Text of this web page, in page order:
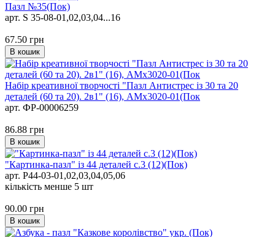
Пазл №35(Пок)
арт. S 35-08-01,02,03,04...16
67.50 грн
В кошик
Набір креативної творчості "Пазл Антистрес із 30 та 20
деталей (60 та 20). 2в1" (16), АМх3020-01(Пок
арт. ФР-00006259
86.88 грн
В кошик
"Картинка-пазл" із 44 деталей с.3 (12)(Пок)
арт. Р44-03-01,02,03,04,05,06
кількість менше 5 шт
90.00 грн
В кошик